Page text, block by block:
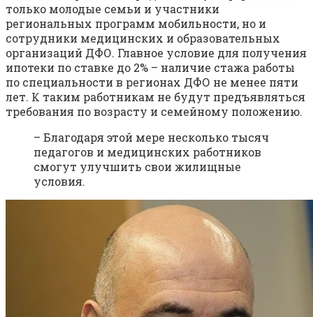
только молодые семьи и участники
региональных программ мобильности, но и
сотрудники медицинских и образовательных
организаций ДФО. Главное условие для получения
ипотеки по ставке до 2% – наличие стажа работы
по специальности в регионах ДФО не менее пяти
лет. К таким работникам не будут предъявляться
требования по возрасту и семейному положению.
– Благодаря этой мере несколько тысяч
педагогов и медицинских работников
смогут улучшить свои жилищные
условия.